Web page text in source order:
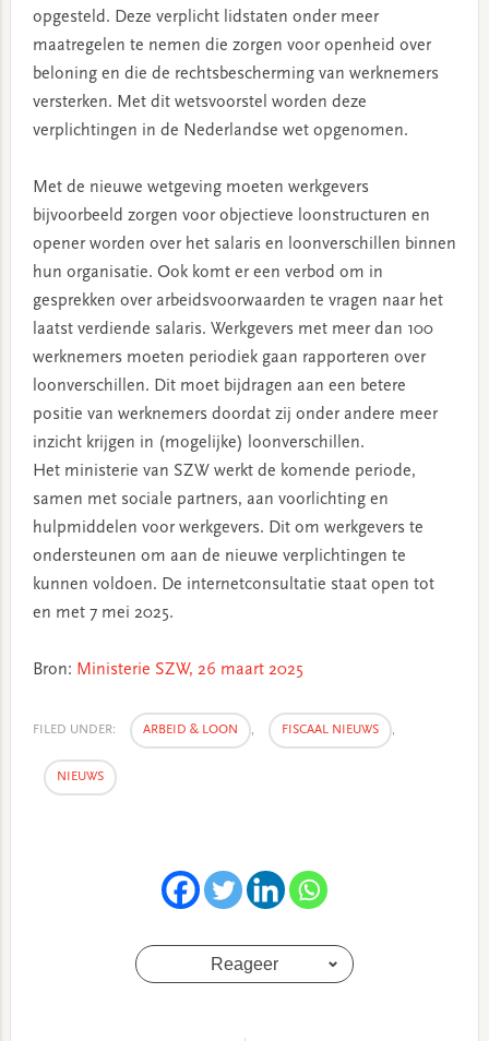
opgesteld. Deze verplicht lidstaten onder meer
maatregelen te nemen die zorgen voor openheid over
beloning en die de rechtsbescherming van werknemers
versterken. Met dit wetsvoorstel worden deze
verplichtingen in de Nederlandse wet opgenomen.
Met de nieuwe wetgeving moeten werkgevers
bijvoorbeeld zorgen voor objectieve loonstructuren en
opener worden over het salaris en loonverschillen binnen
hun organisatie. Ook komt er een verbod om in
gesprekken over arbeidsvoorwaarden te vragen naar het
laatst verdiende salaris. Werkgevers met meer dan 100
werknemers moeten periodiek gaan rapporteren over
loonverschillen. Dit moet bijdragen aan een betere
positie van werknemers doordat zij onder andere meer
inzicht krijgen in (mogelijke) loonverschillen.
Het ministerie van SZW werkt de komende periode,
samen met sociale partners, aan voorlichting en
hulpmiddelen voor werkgevers. Dit om werkgevers te
ondersteunen om aan de nieuwe verplichtingen te
kunnen voldoen. De internetconsultatie staat open tot
en met 7 mei 2025.
Bron: Ministerie SZW, 26 maart 2025
FILED UNDER: ARBEID & LOON , FISCAAL NIEUWS ,
NIEUWS
Reageer